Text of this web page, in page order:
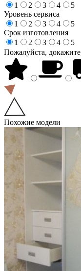
1
2 3 4
5
Уровень сервиса
1
2 3 4
5
Срок изготовления
1
2 3 4
5
Пожалуйста,
Похожие модели